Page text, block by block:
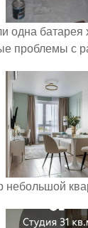
одна
проблемы с
небольшой